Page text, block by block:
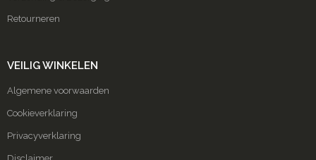
Retourneren
VEILIG WINKELEN
Algemene voorwaarden
Cookieverklaring
Privacyverklaring